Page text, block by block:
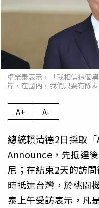
卓榮泰表示，「我相信這個
岸，在國內，我們只要有隊
A+ A-
總統賴清德2日採取
Announce，先抵達
尼；在結束2天的訪
時抵達台灣，於桃園
泰上午受訪表示，凡